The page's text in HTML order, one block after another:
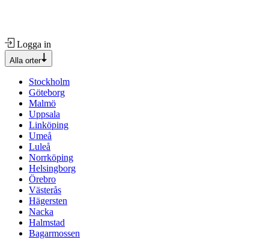
Logga in
Alla orter
Stockholm
Göteborg
Malmö
Uppsala
Linköping
Umeå
Luleå
Norrköping
Helsingborg
Örebro
Västerås
Hägersten
Nacka
Halmstad
Bagarmossen